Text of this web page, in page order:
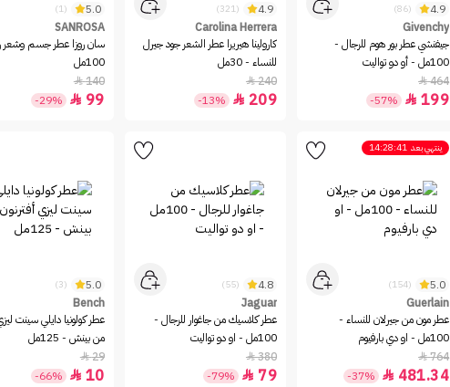
4.9
(86)
Givenchy
جيفنشي عطر بور هوم للرجال -
100مل - أو دو تواليت
464

199

-57%
4.9
(321)
Carolina Herrera
كارولينا هيريرا عطر الشعر جود جيرل
للنساء - 30مل
240

209

-13%
5.0
(1)
SANROSA
سان روزا عطر جسم وشعر
100مل
140

99

-29%
ينتهي بعد 14:28:41
5.0
(154)
Guerlain
عطر مون من جيرلان للنساء -
100مل - او دي بارفيوم
764

481.34

-37%
4.8
(55)
Jaguar
عطر كلاسيك من جاغوار للرجال -
100مل - او دو تواليت
380

79

-79%
5.0
(3)
Bench
عطر كولونيا دايلي سينت
من بينش - 125مل
29

10

-66%